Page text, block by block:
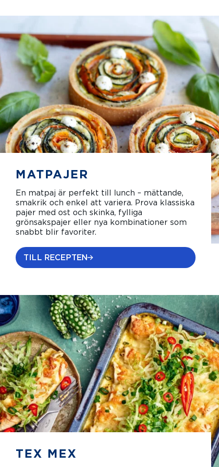
MATPAJER
En matpaj är perfekt till lunch – mättande,
smakrik och enkel att variera. Prova klassiska
pajer med ost och skinka, fylliga
grönsakspajer eller nya kombinationer som
snabbt blir favoriter.
TILL RECEPTEN
TEX MEX